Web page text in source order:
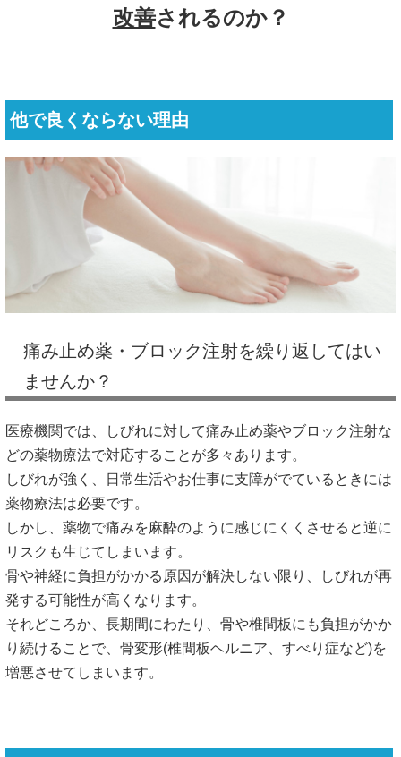
改善されるのか？
他で良くならない理由
痛み止め薬・ブロック注射を繰り返してはい
ませんか？
医療機関では、しびれに対して痛み止め薬やブロック注射な
どの薬物療法で対応することが多々あります。
しびれが強く、日常生活やお仕事に支障がでているときには
薬物療法は必要です。
しかし、薬物で痛みを麻酔のように感じにくくさせると逆に
リスクも生じてしまいます。
骨や神経に負担がかかる原因が解決しない限り、しびれが再
発する可能性が高くなります。
それどころか、長期間にわたり、骨や椎間板にも負担がかか
り続けることで、骨変形(椎間板ヘルニア、すべり症など)を
増悪させてしまいます。